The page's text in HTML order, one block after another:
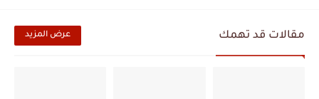
مقالات قد تهمك عرض المزيد